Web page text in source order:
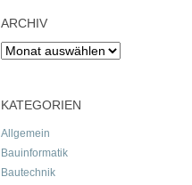
ARCHIV
Archiv
KATEGORIEN
Allgemein
Bauinformatik
Bautechnik